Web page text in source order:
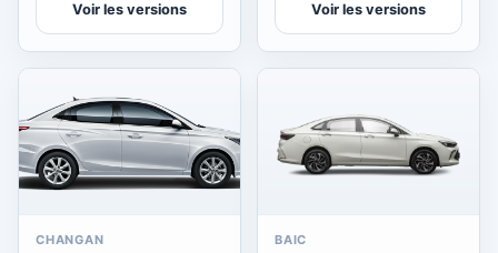
Voir les versions Voir les versions
CHANGAN BAIC